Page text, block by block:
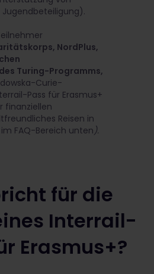
NordPlus,
Turing-Programms,
Curie-
Pass für Erasmus+
finanziellen
Reisen in
FAQ-Bereich unten ).
für die
Interrail-
Erasmus+?